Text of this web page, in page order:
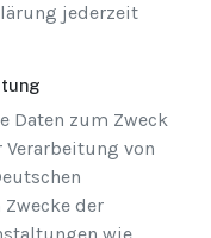
jederzeit
Daten zum Zweck
von
der